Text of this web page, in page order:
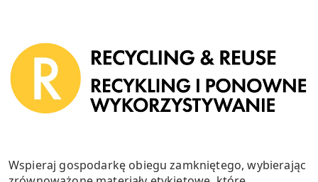
Wspieraj gospodarkę obiegu zamkniętego, wybierając